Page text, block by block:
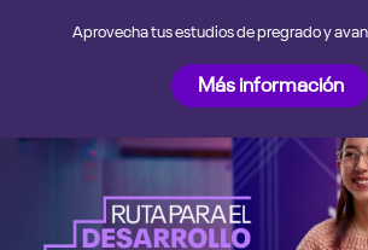
Aprovecha tus estudios de pregrado y
Más información